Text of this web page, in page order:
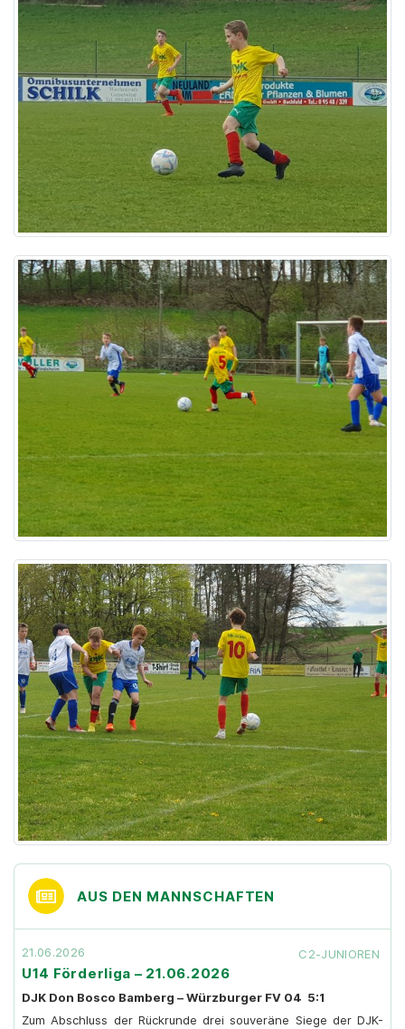
AUS DEN MANNSCHAFTEN
21.06.2026 C2-JUNIOREN
U14 Förderliga – 21.06.2026
DJK Don Bosco Bamberg – Würzburger FV 04 5:1
Zum Abschluss der Rückrunde drei souveräne Siege der DJK-